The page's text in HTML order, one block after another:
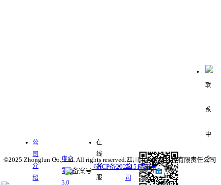
公
司
介
绍
中仑
零售
3.0
在
线
客
服
公
司
©2025 Zhonglun Co., Ltd. All rights reserved.四川中仑数科科技有限责任公司
蜀ICP备2025151759号